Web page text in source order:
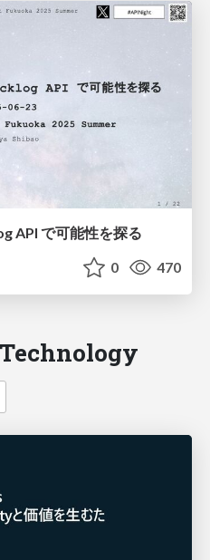
API で可能性を探る
0 470